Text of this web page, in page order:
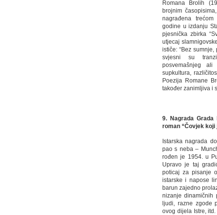
Romana Brolih
brojnim
nagrađena
godine u izdanju
pjesnička zbirka
utjecaj
ističe: “Bez
svjesni su
posvemašnjeg
supkultura,
Poezija Romane
također zanimljiva i
9. Nagrada
roman “Čovjek koji
Istarska nagrada
pao s neba –
rođen je 1954. u
Upravo je taj
poticaj za pisanje
istarske i napose
barun zajedno
nizanje dinamičnih
ljudi, razne zgode
ovog dijela Istre,